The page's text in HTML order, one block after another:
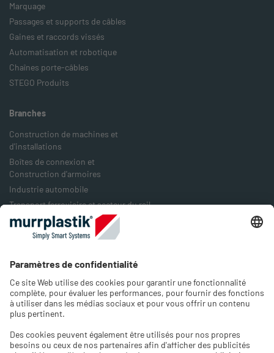
Marquage
Passages et supports de câbles
Gaines et raccords vissés
Automatisation et robotique
Chaînes porte-câbles
STEGO Produits
Branches
Construction de machines et
d'installations
Boîtes de connexion et
Construction d'armoires
Industrie automobile
Transport ferroviaire et secteur du rail
Industrie agro-alimentaire
Industrie de l'emballage
Entreprise
À notre sujet
Emplois & Carrières
Contact